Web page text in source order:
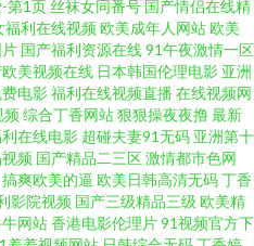
在线大片91黄 少妇一线天 欧美午夜在
屏 91登录入口 麻豆传媒在线观看一区
A视频 久久精品黄色 国产成人在线二
国产亚洲精品 www韩日com 视频一区
第1页丝袜女同番号 国产情侣在线精
福利在线视频欧美成年人网站欧美
国产福利资源在线91午夜激情一区
美视频在线 日本韩国伦理电影 亚洲
电影福利在线视频直播 在线视频网
频综合丁香网站狠狠操夜夜撸最新
在线电影 超碰夫妻91无码 亚洲第十
频 国产精品二三区激情都市色网
搞爽欧美的逼 欧美日韩高清无码丁香
影院视频 国产三级精品三级 欧美精
网站香港电影伦理片91视频官方下